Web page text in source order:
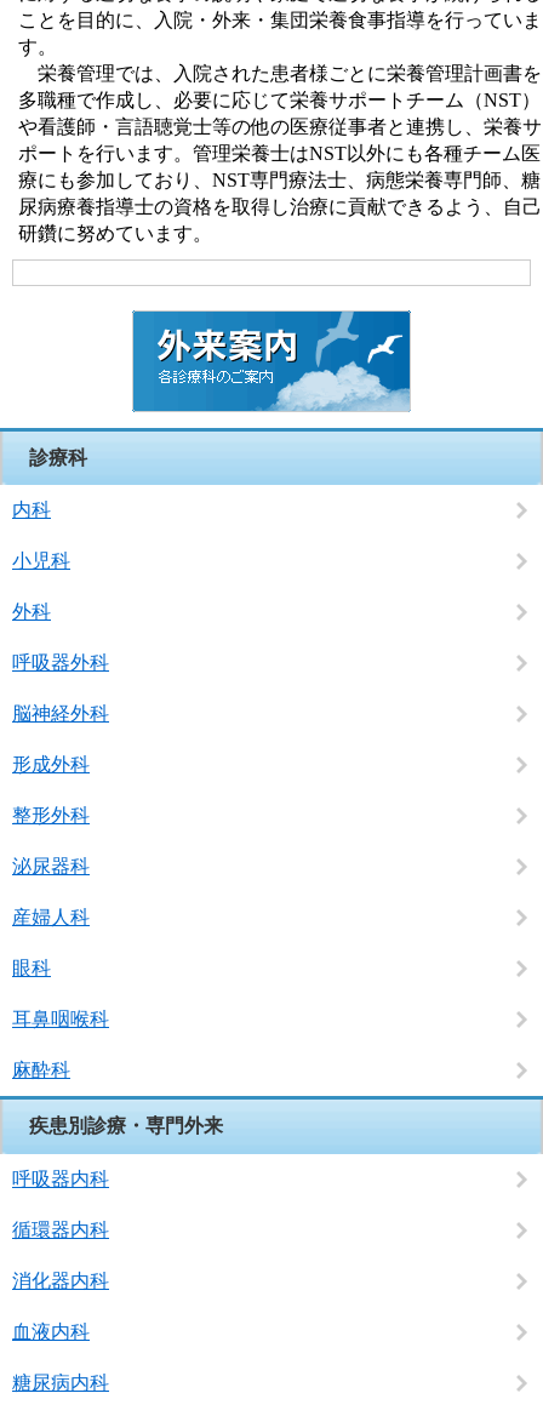
ことを目的に、入院・外来・集団栄養食事指導を行っていま
す。
栄養管理では、入院された患者様ごとに栄養管理計画書を
多職種で作成し、必要に応じて栄養サポートチーム（NST）
や看護師・言語聴覚士等の他の医療従事者と連携し、栄養サ
ポートを行います。管理栄養士はNST以外にも各種チーム医
療にも参加しており、NST専門療法士、病態栄養専門師、糖
尿病療養指導士の資格を取得し治療に貢献できるよう、自己
研鑽に努めています。
診療科
内科
小児科
外科
呼吸器外科
脳神経外科
形成外科
整形外科
泌尿器科
産婦人科
眼科
耳鼻咽喉科
麻酔科
疾患別診療・専門外来
呼吸器内科
循環器内科
消化器内科
血液内科
糖尿病内科